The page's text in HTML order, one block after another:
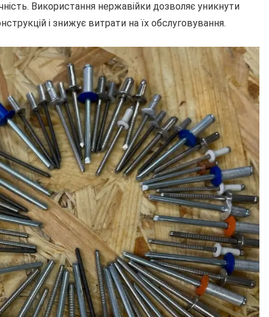
Використання нержавійки дозволяє уникнути
і знижує витрати на їх обслуговування.